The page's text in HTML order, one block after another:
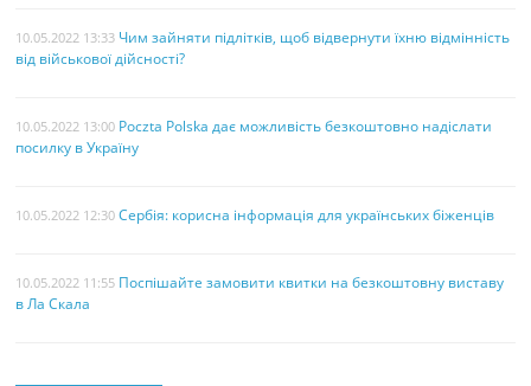
10.05.2022 13:33 Чим зайняти підлітків, щоб відвернути їхню відмінність
від військової дійсності?
10.05.2022 13:00 Poczta Polska дає можливість безкоштовно надіслати
посилку в Україну
10.05.2022 12:30 Сербія: корисна інформація для українських біженців
10.05.2022 11:55 Поспішайте замовити квитки на безкоштовну виставу
в Ла Скала